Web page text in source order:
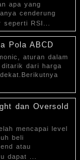
apa yang
cenderung
RSI...
Pola ABCD
aturan dalam
ditarik dari harga
dan Oversold
mencapai level
beli
atau
dapat ...